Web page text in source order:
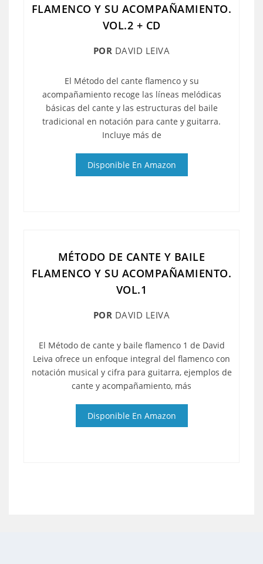
FLAMENCO Y SU ACOMPAÑAMIENTO.
VOL.2 + CD
POR DAVID LEIVA
El Método del cante flamenco y su
acompañamiento recoge las líneas melódicas
básicas del cante y las estructuras del baile
tradicional en notación para cante y guitarra.
Incluye más de
Disponible En Amazon
MÉTODO DE CANTE Y BAILE
FLAMENCO Y SU ACOMPAÑAMIENTO.
VOL.1
POR DAVID LEIVA
El Método de cante y baile flamenco 1 de David
Leiva ofrece un enfoque integral del flamenco con
notación musical y cifra para guitarra, ejemplos de
cante y acompañamiento, más
Disponible En Amazon